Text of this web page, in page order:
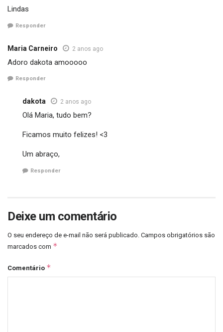
Lindas
Responder
Maria Carneiro 2 anos ago
Adoro dakota amooooo
Responder
dakota 2 anos ago
Olá Maria, tudo bem?
Ficamos muito felizes! <3
Um abraço,
Responder
Deixe um comentário
O seu endereço de e-mail não será publicado. Campos obrigatórios são
marcados com *
Comentário *